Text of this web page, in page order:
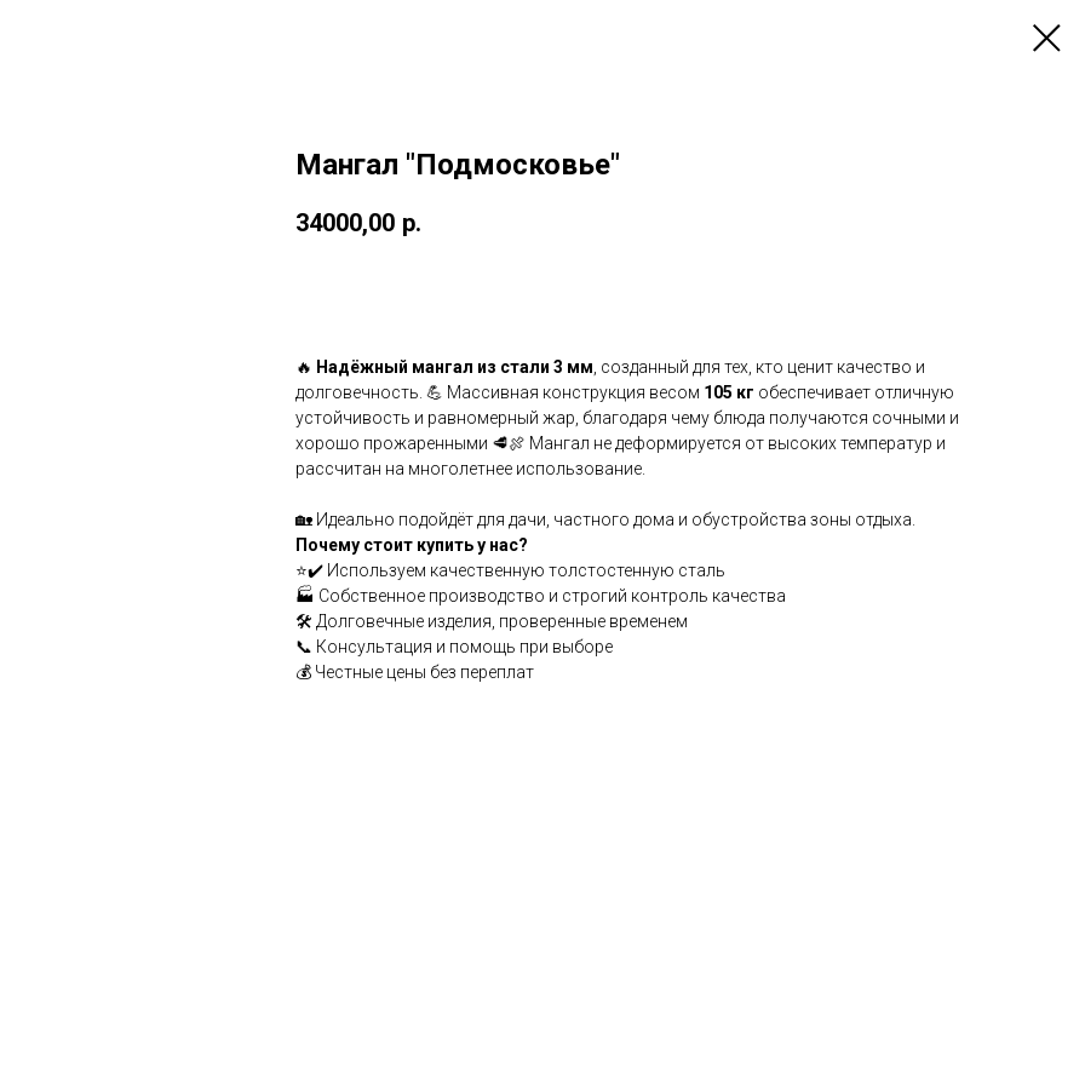
Мангал "Подмосковье"
34000,00 р.
🔥 Надёжный мангал из стали 3 мм, созданный для тех, кто ценит качество и
долговечность. 💪 Массивная конструкция весом 105 кг обеспечивает отличную
устойчивость и равномерный жар, благодаря чему блюда получаются сочными и
хорошо прожаренными 🥩🍖 Мангал не деформируется от высоких температур и
рассчитан на многолетнее использование.
🏡 Идеально подойдёт для дачи, частного дома и обустройства зоны отдыха.
Почему стоит купить у нас?
⭐✔️ Используем качественную толстостенную сталь
🏭 Собственное производство и строгий контроль качества
🛠️ Долговечные изделия, проверенные временем
📞 Консультация и помощь при выборе
💰 Честные цены без переплат